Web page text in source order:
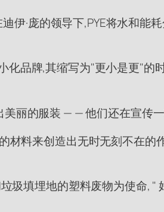
·庞的领导下,PYE将水和能
品牌,其缩写为"更小是更"的
丽的服装 — — 他们还在宣传
料来创造出无时无刻不在的
圾填埋地的塑料废物为使命, "